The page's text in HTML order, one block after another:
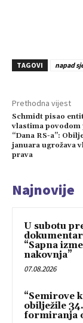
TAGOVI napad
Prethodna vijest
Schmidt pisao
vlastima povodom
“Dana RS-a”:
januara ugrožava
prava
Najnovije
U subotu
“Sapna
nakovnja”
07.08.2026
“Semirove
obilježile
formiranja